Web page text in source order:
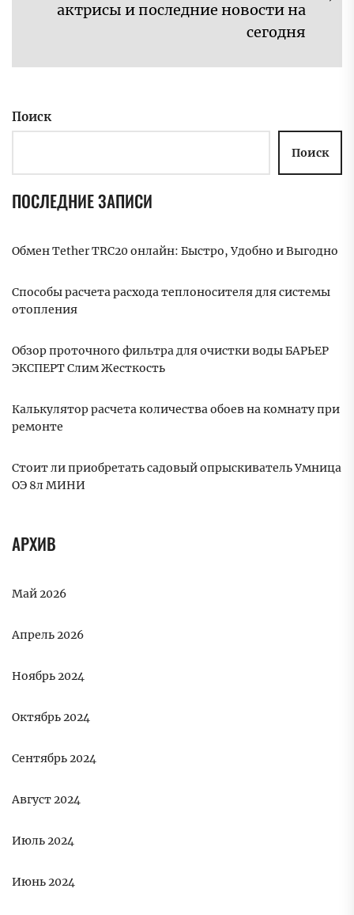
актрисы и последние новости на
сегодня
Поиск
Поиск
ПОСЛЕДНИЕ ЗАПИСИ
Обмен Tether TRC20 онлайн: Быстро, Удобно и Выгодно
Способы расчета расхода теплоносителя для системы
отопления
Обзор проточного фильтра для очистки воды БАРЬЕР
ЭКСПЕРТ Слим Жесткость
Калькулятор расчета количества обоев на комнату при
ремонте
Стоит ли приобретать садовый опрыскиватель Умница
ОЭ 8л МИНИ
АРХИВ
Май 2026
Апрель 2026
Ноябрь 2024
Октябрь 2024
Сентябрь 2024
Август 2024
Июль 2024
Июнь 2024